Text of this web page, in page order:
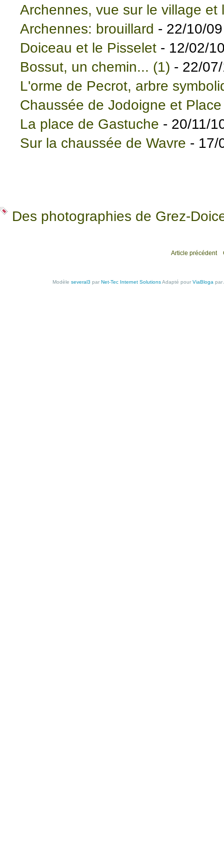
Archennes, vue sur le village et
Archennes: brouillard - 22/10/09
Doiceau et le Pisselet - 12/02/
Bossut, un chemin... (1) - 22/
L'orme de Pecrot, arbre
Chaussée de Jodoigne et
La place de Gastuche - 20/11/
Sur la chaussée de Wavre - 17/
Des photographies de Grez-
Article précédent
Modèle several3 par Net-Tec Internet SolutionsAdapté pour ViaBloga par